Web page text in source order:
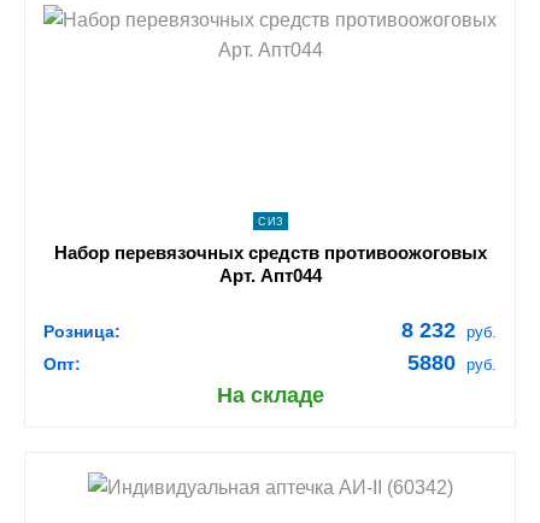
shopping_cart В КОРЗИНУ
СИЗ
Набор перевязочных средств противоожоговых
Арт. Апт044
Розница: 8 232 руб.
Опт: 5880 руб.
На складе
shopping_cart В КОРЗИНУ